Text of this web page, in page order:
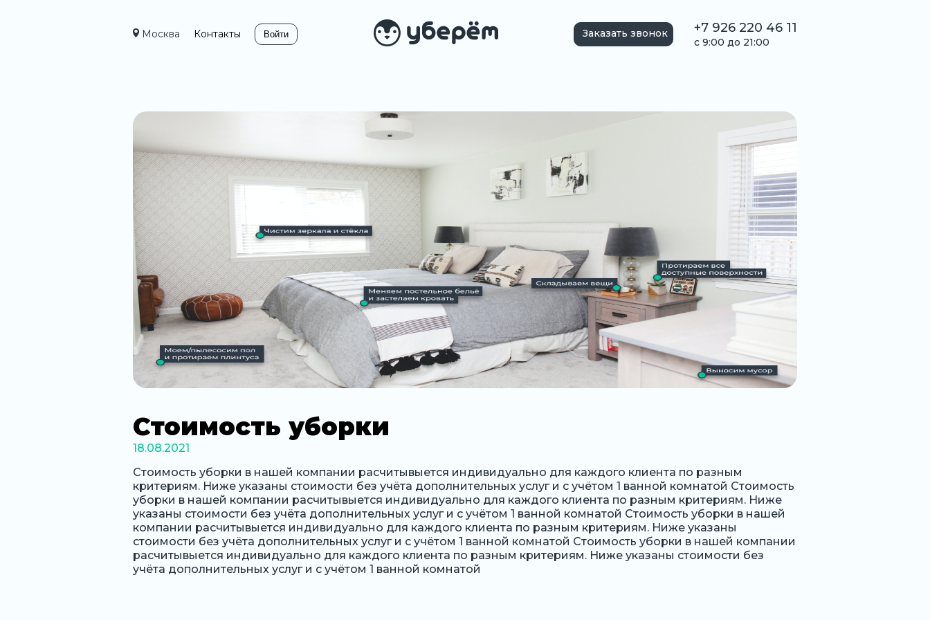
Москва Контакты Войти Заказать звонок +7 926 220 46 11
с 9:00 до 21:00
Стоимость уборки
18.08.2021
Стоимость уборки в нашей компании расчитывыется индивидуально для каждого клиента по разным
критериям. Ниже указаны стоимости без учёта дополнительных услуг и с учётом 1 ванной комнатой Стоимость
уборки в нашей компании расчитывыется индивидуально для каждого клиента по разным критериям. Ниже
указаны стоимости без учёта дополнительных услуг и с учётом 1 ванной комнатой Стоимость уборки в нашей
компании расчитывыется индивидуально для каждого клиента по разным критериям. Ниже указаны
стоимости без учёта дополнительных услуг и с учётом 1 ванной комнатой Стоимость уборки в нашей компании
расчитывыется индивидуально для каждого клиента по разным критериям. Ниже указаны стоимости без
учёта дополнительных услуг и с учётом 1 ванной комнатой